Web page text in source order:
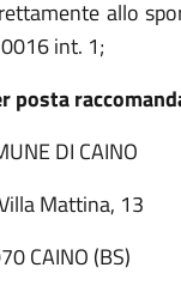
allo
int. 1;
posta
DI CAINO
Mattina, 13
CAINO (BS)